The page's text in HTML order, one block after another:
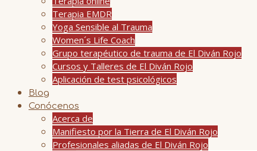
Terapia EMDR
Yoga Sensible al Trauma
Women´s Life Coach
Grupo terapéutico de trauma de El Diván Rojo
Cursos y Talleres de El Diván Rojo
Aplicación de test psicológicos
Blog
Conócenos
Acerca de
Manifiesto por la Tierra de El Diván Rojo
Profesionales aliadas de El Diván Rojo